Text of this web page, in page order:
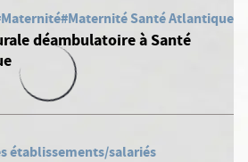
#Maternité Santé Atlantique
déambulatoire à Santé
établissements/salariés